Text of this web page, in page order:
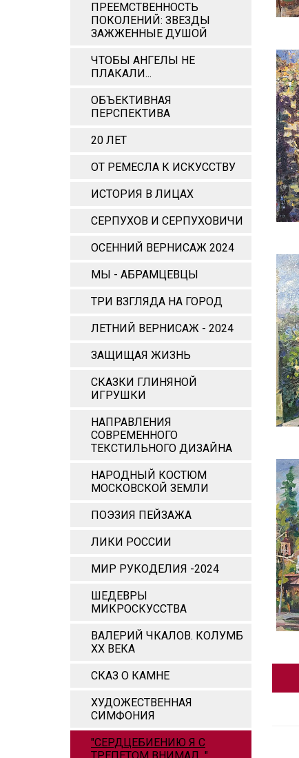
ПРЕЕМСТВЕННОСТЬ
ПОКОЛЕНИЙ: ЗВЕЗДЫ
ЗАЖЖЕННЫЕ ДУШОЙ
ЧТОБЫ АНГЕЛЫ НЕ
ПЛАКАЛИ...
ОБЪЕКТИВНАЯ
ПЕРСПЕКТИВА
20 ЛЕТ
ОТ РЕМЕСЛА К ИСКУССТВУ
ИСТОРИЯ В ЛИЦАХ
СЕРПУХОВ И СЕРПУХОВИЧИ
ОСЕННИЙ ВЕРНИСАЖ 2024
МЫ - АБРАМЦЕВЦЫ
ТРИ ВЗГЛЯДА НА ГОРОД
ЛЕТНИЙ ВЕРНИСАЖ - 2024
ЗАЩИЩАЯ ЖИЗНЬ
СКАЗКИ ГЛИНЯНОЙ
ИГРУШКИ
НАПРАВЛЕНИЯ
СОВРЕМЕННОГО
ТЕКСТИЛЬНОГО ДИЗАЙНА
НАРОДНЫЙ КОСТЮМ
МОСКОВСКОЙ ЗЕМЛИ
ПОЭЗИЯ ПЕЙЗАЖА
ЛИКИ РОССИИ
МИР РУКОДЕЛИЯ -2024
ШЕДЕВРЫ
МИКРОСКУССТВА
ВАЛЕРИЙ ЧКАЛОВ. КОЛУМБ
ХХ ВЕКА
СКАЗ О КАМНЕ
ХУДОЖЕСТВЕННАЯ
СИМФОНИЯ
"СЕРДЦЕБИЕНИЮ Я С